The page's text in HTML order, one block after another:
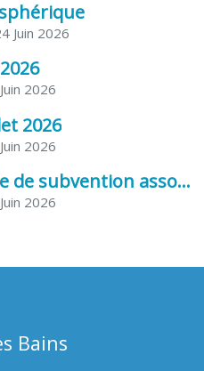
Juin 2026
2026
2026
2026
CERFA demande de subvention association
2026
Bains